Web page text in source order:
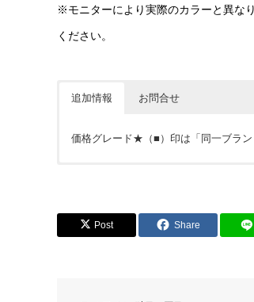
※モニターにより実際のカラーと異な
ください。
追加情報 お問合せ
価格グレード★（■）印は「同一ブラ
Post Share